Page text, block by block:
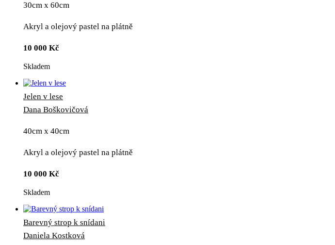
30cm x 60cm
Akryl a olejový pastel na plátně
10 000 Kč
Skladem
Jelen v lese
Dana Boškovičová
40cm x 40cm
Akryl a olejový pastel na plátně
10 000 Kč
Skladem
Barevný strop k snídani
Daniela Kostková